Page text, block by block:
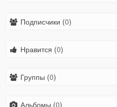
Подписчики (0)
Нравится (0)
Группы (0)
Альбомы (0)